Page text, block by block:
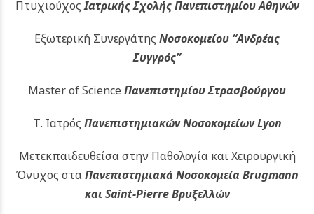
ΠτυχιούχοςΙατρικής Σχολής Πανεπιστημίου Αθηνών
Εξωτερική Συνεργάτης Νοσοκομείου “Ανδρέας
Συγγρός”
Master of Science Πανεπιστημίου Στρασβούργου
Τ. Ιατρός Πανεπιστημιακών Νοσοκομείων Lyon
Μετεκπαιδευθείσα στην Παθολογία και Χειρουργική
Όνυχος σταΠανεπιστημιακά Νοσοκομεία Brugmann
και Saint-Pierre Βρυξελλών